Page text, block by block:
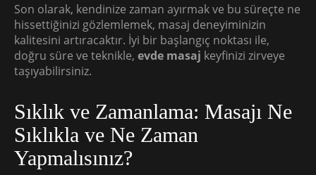
Son olarak, kendinize zaman ayırmak ve bu süreçte ne
hissettiğinizi gözlemlemek, masaj deneyiminizin
kalitesini artıracaktır. İyi bir başlangıç noktası ile,
doğru süre ve teknikle, evde masaj keyfinizi zirveye
taşıyabilirsiniz.
Sıklık ve Zamanlama: Masajı Ne
Sıklıkla ve Ne Zaman
Yapmalısınız?